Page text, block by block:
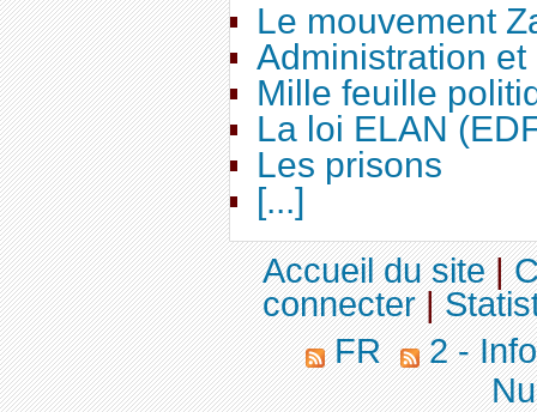
Le mouvement
Administration
Mille feuille
La loi ELAN
Les prisons
[...]
Accueil du site|
connecter|
FR
2 -